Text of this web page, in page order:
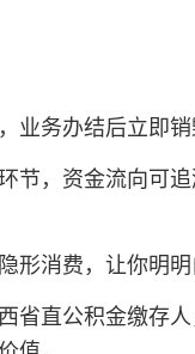
务办结后立即
节，资金流向可
形消费，让你明明
省直公积金缴存